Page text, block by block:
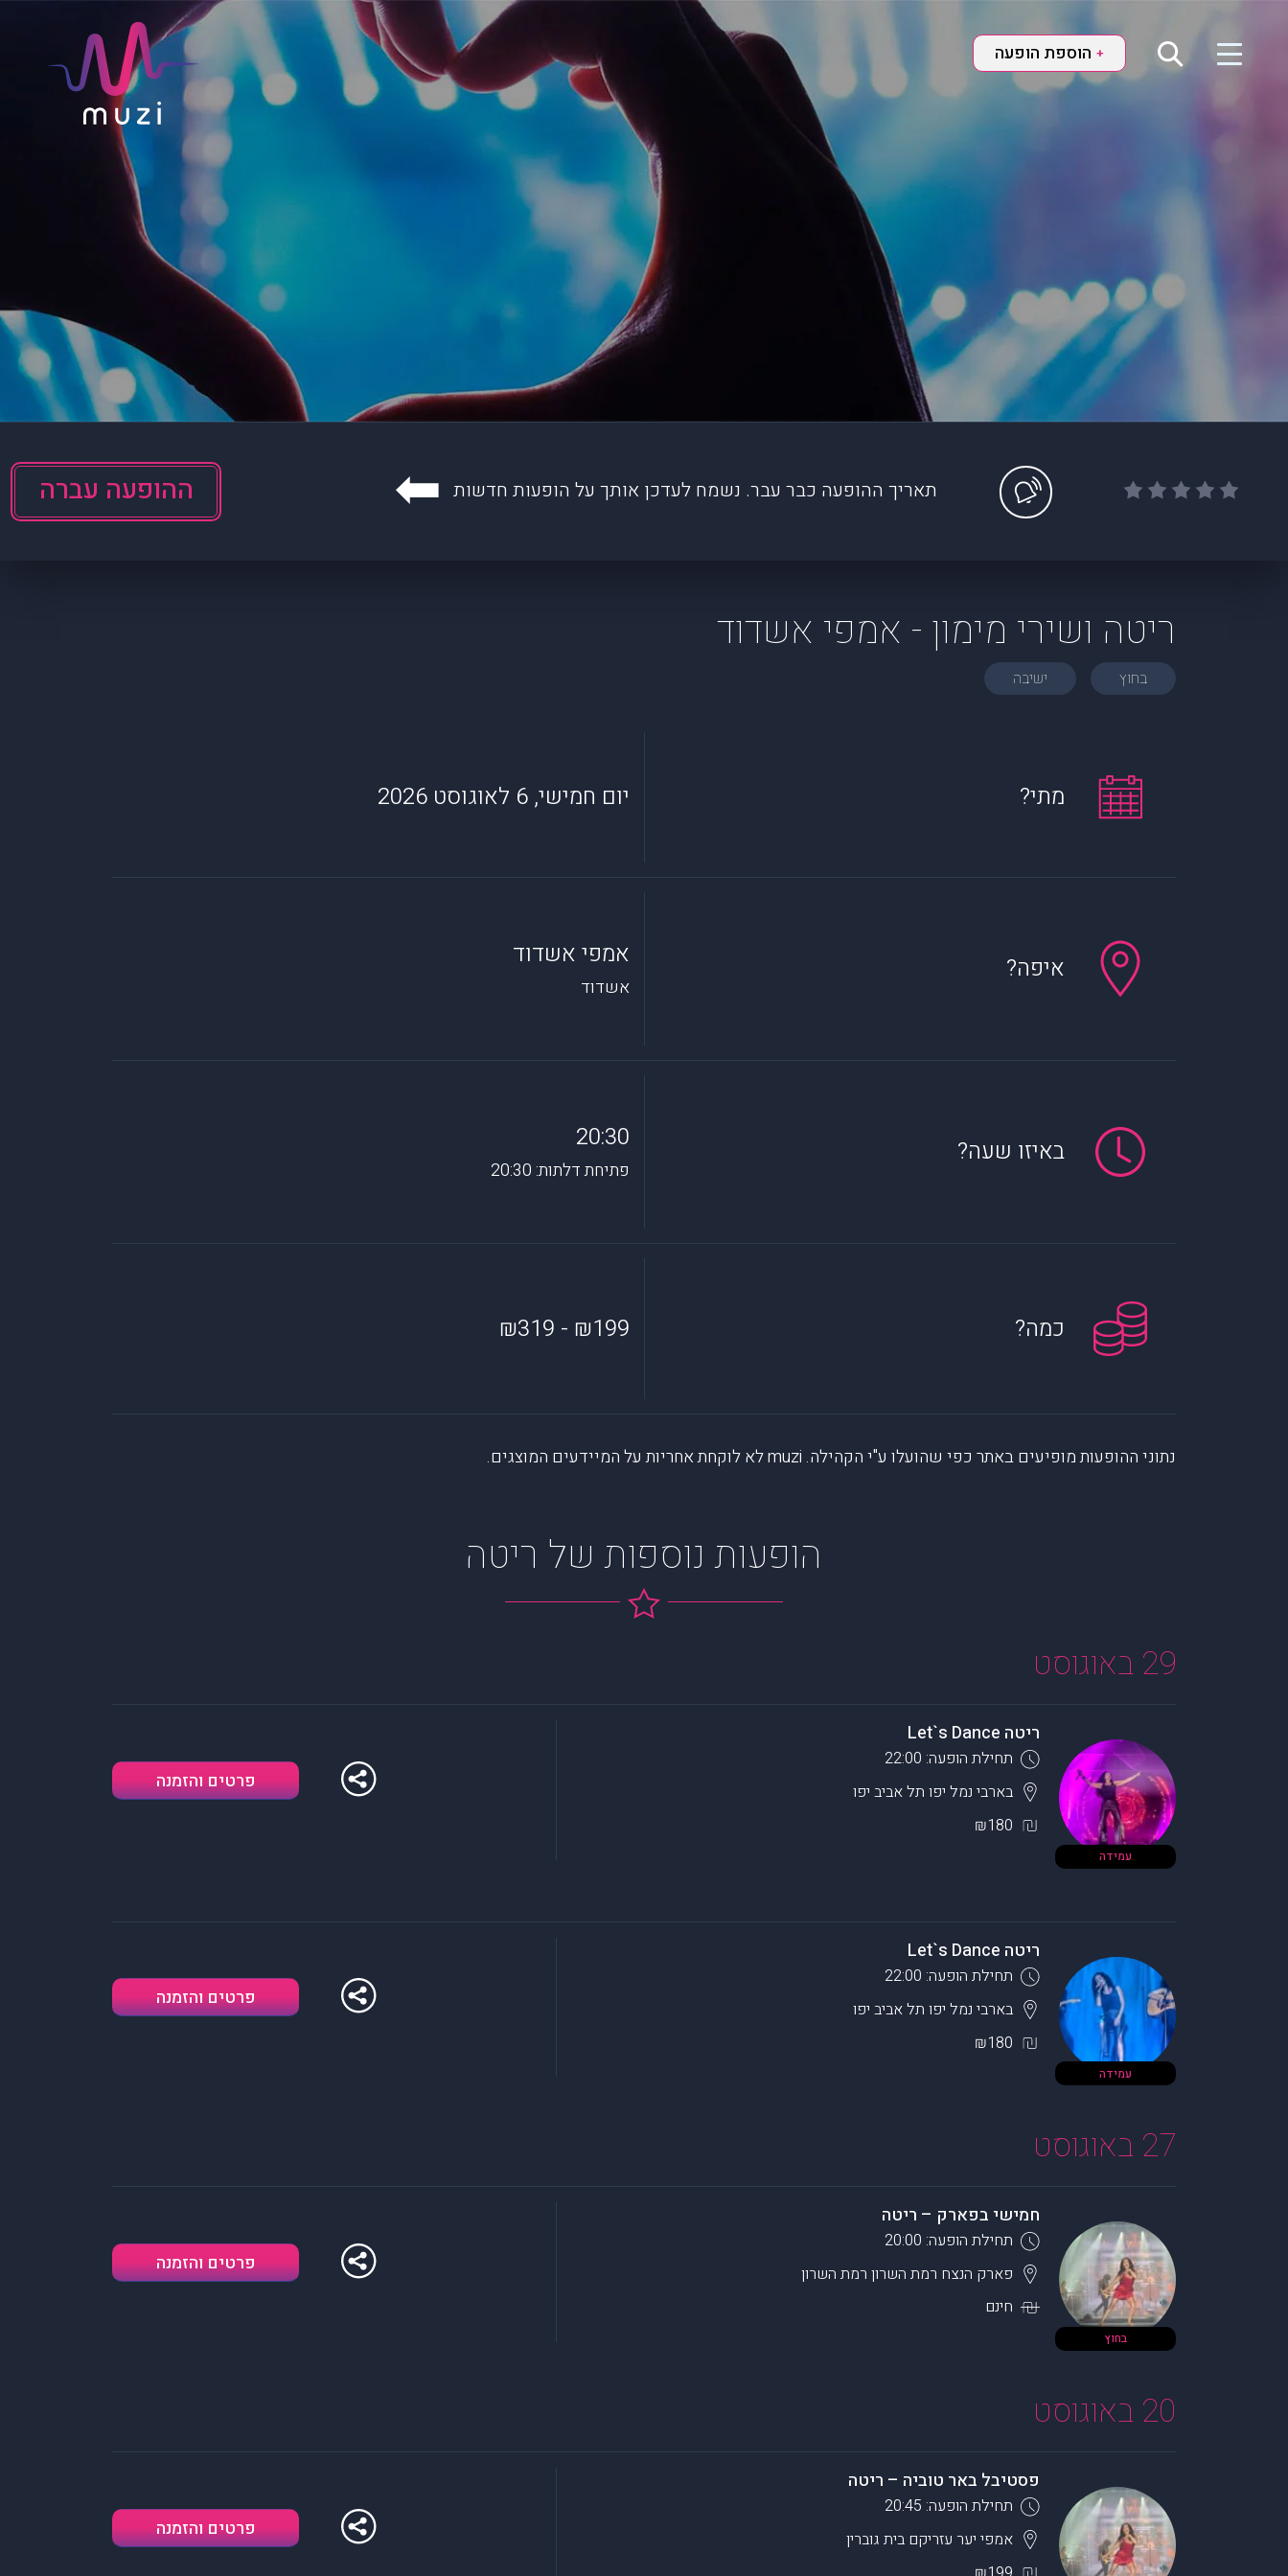
+ הוספת הופעה
תאריך ההופעה כבר עבר. נשמח לעדכן אותך על הופעות חדשות ההופעה עברה
ריטה ושירי מימון - אמפי אשדוד
בחוץ ישיבה
מתי? יום חמישי, 6 לאוגוסט 2026
איפה? אמפי אשדוד
אשדוד
באיזו שעה? 20:30
פתיחת דלתות: 20:30
כמה? ₪199 - ₪319
נתוני ההופעות מופיעים באתר כפי שהועלו ע"י הקהילה. muzi לא לוקחת אחריות על המיידעים המוצגים.
הופעות נוספות של ריטה
29 באוגוסט
עמידה
ריטה Let`s Dance
תחילת הופעה: 22:00
בארבי נמל יפו תל אביב יפו
₪180
פרטים והזמנה
עמידה
ריטה Let`s Dance
תחילת הופעה: 22:00
בארבי נמל יפו תל אביב יפו
₪180
פרטים והזמנה
27 באוגוסט
בחוץ
חמישי בפארק – ריטה
תחילת הופעה: 20:00
פארק הנצח רמת השרון רמת השרון
חינם
פרטים והזמנה
20 באוגוסט
פסטיבל באר טוביה – ריטה
תחילת הופעה: 20:45
אמפי יער עזריקם בית גוברין
פרטים והזמנה